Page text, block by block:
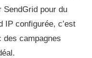
pour du
IP configurée, c’est
des campagnes